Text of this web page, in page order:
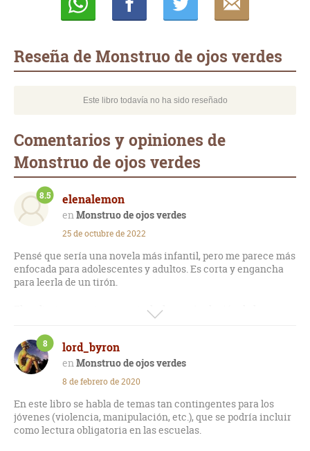
Reseña de Monstruo de ojos verdes
Este libro todavía no ha sido reseñado
Comentarios y opiniones de
Monstruo de ojos verdes
elenalemon
Monstruo de ojos verdes
8.5
25 de octubre de 2022
Pensé que sería una novela más infantil, pero me parece más
enfocada para adolescentes y adultos. Es corta y engancha
para leerla de un tirón.
El maltrato como tema central y la manipulación de los
menores asociada a él. Algunos de los personajes muy bien
retratados en sus expresiones emocionales aparentemente
contradictorias.
Preciosa metáfora la del “monstruo de los ojos verdes” para
referirse a la rabia que ruge dentro de nosotros y pugna por
salir, pero que muchas veces no puede abrirse paso si eres
un menor y prácticamente tu única opción ante los adultos
es callar.
lord_byron
Monstruo de ojos verdes
8
8 de febrero de 2020
En este libro se habla de temas tan contingentes para los
jóvenes (violencia, manipulación, etc.), que se podría incluir
como lectura obligatoria en las escuelas.